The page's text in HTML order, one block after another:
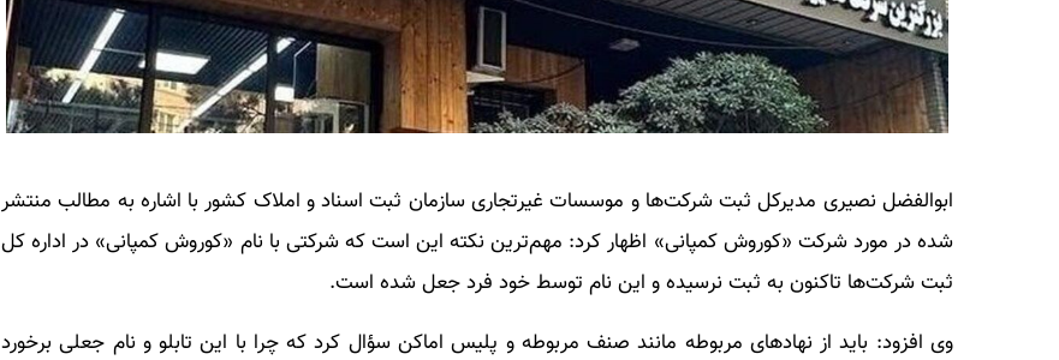
ابوالفضل نصیری مدیرکل ثبت شرکت‌ها و موسسات غیرتجاری سازمان ثبت اسناد و املاک کشور با اشاره به مطالب منتشر
شده در مورد شرکت «کوروش کمپانی» اظهار کرد: مهم‌ترین نکته این است که شرکتی با نام «کوروش کمپانی» در اداره کل
ثبت شرکت‌ها تاکنون به ثبت نرسیده و این نام توسط خود فرد جعل شده است.
وی افزود: باید از نهادهای مربوطه مانند صنف مربوطه و پلیس اماکن سؤال کرد که چرا با این تابلو و نام جعلی برخورد